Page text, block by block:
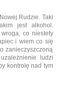
Rudzie. Taki
jest alkohol.
co niestety
i wiem co się
zanieczyszczoną
ludzi
kontrolę nad tym